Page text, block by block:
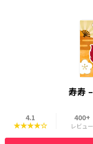
寿寿
4.1
★★★★☆
400+
レビュー